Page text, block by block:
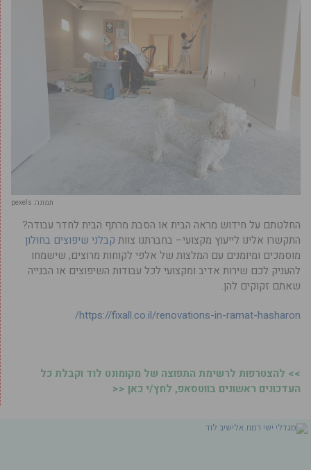
תמונה: pexels
החלטתם על חידוש מראה הבית או הסבת מרתף הבית לחדר עבודה?
התקשרו אלינו לייעוץ מקצועי– בחברתנו צוות קבלני שיפוצים בחולון
מוסמכים ומיומנים עם המלצות של אלפי לקוחות מרוצים, שישמחו
להעניק לכם שירות אדיב ומקצועי לכל עבודות השיפוצים או הבנייה
שאתם זקוקים להן.
https://fixall.co.il/renovations-in-ramat-hasharon/
>> להצטרפות לרשימת התפוצה של מקומונט לוד וקבלת כל
העדכונים ראשונים בווטסאפ, לחץ/י כאן <<